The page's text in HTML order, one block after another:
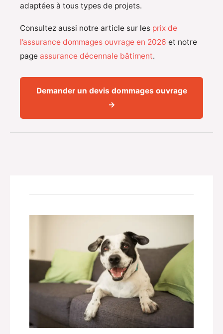
adaptées à tous types de projets.
Consultez aussi notre article sur les prix de
l’assurance dommages ouvrage en 2026 et notre
page assurance décennale bâtiment.
Demander un devis dommages ouvrage
→